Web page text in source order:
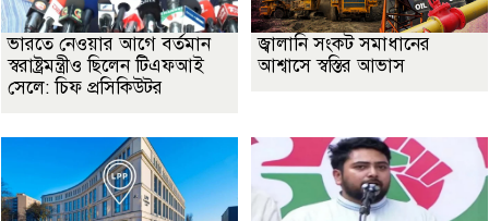
ভারতে নেওয়ার আগে বর্তমান
স্বরাষ্ট্রমন্ত্রীও ছিলেন টিএফআই
সেলে: চিফ প্রসিকিউটর
জ্বালানি সংকট সমাধানের
আশ্বাসে স্বস্তির আভাস